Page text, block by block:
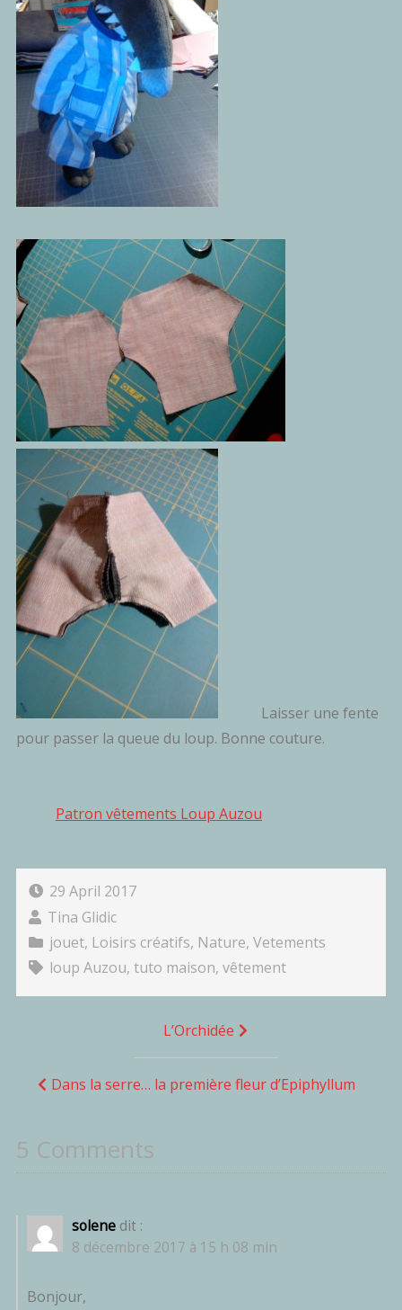
Laisser une fente
pour passer la queue du loup. Bonne couture.
Patron vêtements Loup Auzou
29 April 2017
Tina Glidic
jouet, Loisirs créatifs, Nature, Vetements
loup Auzou, tuto maison, vêtement
l’article
L’Orchidée
Dans la serre… la première fleur d’Epiphyllum
5 Comments
solene dit :
8 décembre 2017 à 15 h 08 min
Bonjour,